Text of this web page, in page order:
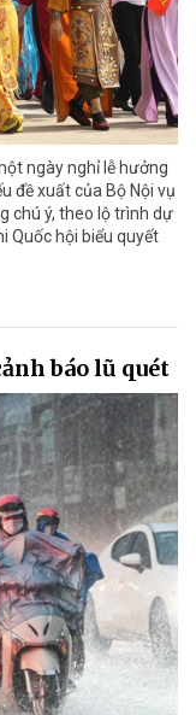
ngày nghỉ lễ hưởng
đề xuất của Bộ Nội vụ
chú ý, theo lộ trình dự
Quốc hội biểu quyết
báo lũ quét